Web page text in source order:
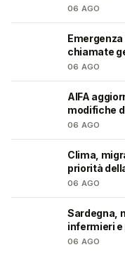
06 AGO
Emergenza
chiamate
06 AGO
AIFA
modifiche
06 AGO
Clima,
priorità
06 AGO
Sardegna,
infermieri
06 AGO